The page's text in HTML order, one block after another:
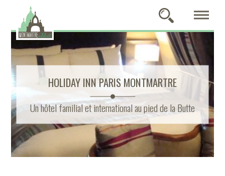
HOLIDAY INN PARIS MONTMARTRE
Un hôtel familial et international au pied de la Butte